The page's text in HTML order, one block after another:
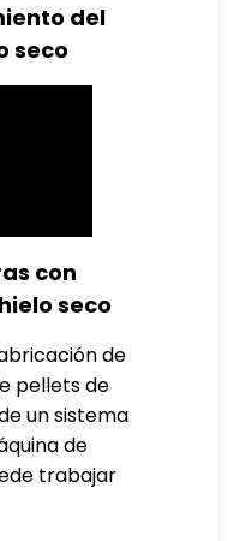
del
seco
con
seco
de
pellets de
un sistema
de
trabajar